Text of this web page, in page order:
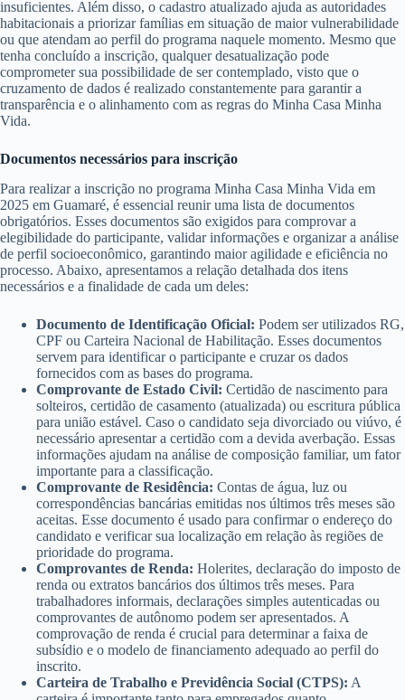
insuficientes. Além disso, o cadastro atualizado ajuda as autoridades
habitacionais a priorizar famílias em situação de maior vulnerabilidade
ou que atendam ao perfil do programa naquele momento. Mesmo que
tenha concluído a inscrição, qualquer desatualização pode
comprometer sua possibilidade de ser contemplado, visto que o
cruzamento de dados é realizado constantemente para garantir a
transparência e o alinhamento com as regras do Minha Casa Minha
Vida.
Documentos necessários para inscrição
Para realizar a inscrição no programa Minha Casa Minha Vida em
2025 em Guamaré, é essencial reunir uma lista de documentos
obrigatórios. Esses documentos são exigidos para comprovar a
elegibilidade do participante, validar informações e organizar a análise
de perfil socioeconômico, garantindo maior agilidade e eficiência no
processo. Abaixo, apresentamos a relação detalhada dos itens
necessários e a finalidade de cada um deles:
Documento de Identificação Oficial: Podem ser utilizados RG,
CPF ou Carteira Nacional de Habilitação. Esses documentos
servem para identificar o participante e cruzar os dados
fornecidos com as bases do programa.
Comprovante de Estado Civil: Certidão de nascimento para
solteiros, certidão de casamento (atualizada) ou escritura pública
para união estável. Caso o candidato seja divorciado ou viúvo, é
necessário apresentar a certidão com a devida averbação. Essas
informações ajudam na análise de composição familiar, um fator
importante para a classificação.
Comprovante de Residência: Contas de água, luz ou
correspondências bancárias emitidas nos últimos três meses são
aceitas. Esse documento é usado para confirmar o endereço do
candidato e verificar sua localização em relação às regiões de
prioridade do programa.
Comprovantes de Renda: Holerites, declaração do imposto de
renda ou extratos bancários dos últimos três meses. Para
trabalhadores informais, declarações simples autenticadas ou
comprovantes de autônomo podem ser apresentados. A
comprovação de renda é crucial para determinar a faixa de
subsídio e o modelo de financiamento adequado ao perfil do
inscrito.
Carteira de Trabalho e Previdência Social (CTPS): A